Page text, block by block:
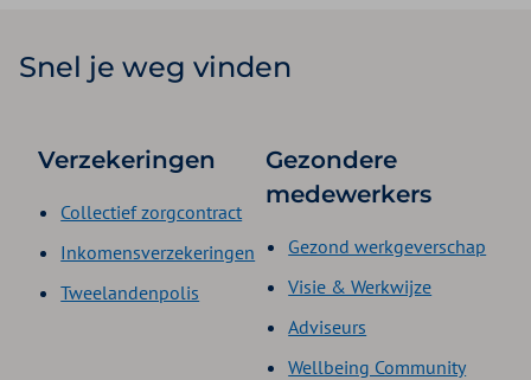
Snel je weg vinden
Verzekeringen
Collectief zorgcontract
Inkomensverzekeringen
Tweelandenpolis
Gezondere
medewerkers
Gezond werkgeverschap
Visie & Werkwijze
Adviseurs
Wellbeing Community